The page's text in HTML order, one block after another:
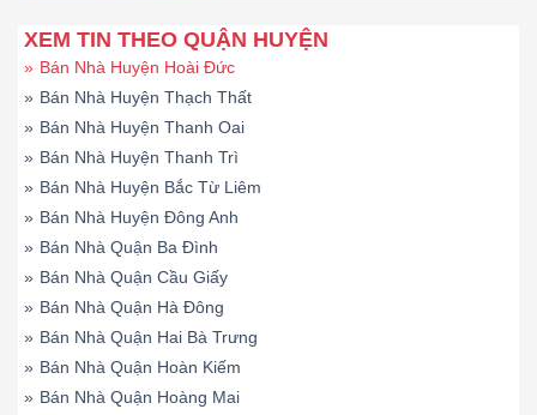
XEM TIN THEO QUẬN HUYỆN
» Bán Nhà Huyện Hoài Đức
» Bán Nhà Huyện Thạch Thất
» Bán Nhà Huyện Thanh Oai
» Bán Nhà Huyện Thanh Trì
» Bán Nhà Huyện Bắc Từ Liêm
» Bán Nhà Huyện Đông Anh
» Bán Nhà Quận Ba Đình
» Bán Nhà Quận Cầu Giấy
» Bán Nhà Quận Hà Đông
» Bán Nhà Quận Hai Bà Trưng
» Bán Nhà Quận Hoàn Kiếm
» Bán Nhà Quận Hoàng Mai